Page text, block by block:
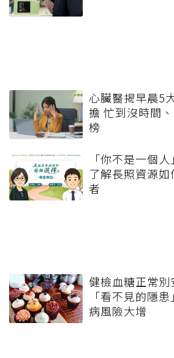
心臟醫揭早晨5
擔 忙到沒時間
榜
「你不是一個
了解長照資源
者
健檢血糖正常
「看不見的隱
病風險大增